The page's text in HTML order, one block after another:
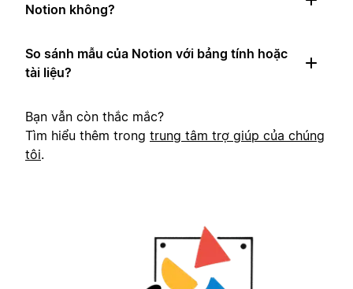
Notion không?
So sánh mẫu của Notion với bảng tính hoặc
tài liệu?
Bạn vẫn còn thắc mắc?
Tìm hiểu thêm trong trung tâm trợ giúp của chúng
tôi.